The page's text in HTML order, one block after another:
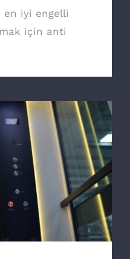
en iyi engelli
için anti